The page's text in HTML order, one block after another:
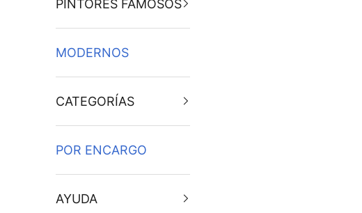
PINTORES FAMOSOS
MODERNOS
CATEGORÍAS
POR ENCARGO
AYUDA